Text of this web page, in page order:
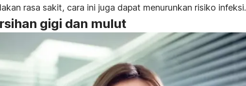
rasa sakit, cara ini juga dapat menurunkan risiko infeksi.
gigi dan mulut